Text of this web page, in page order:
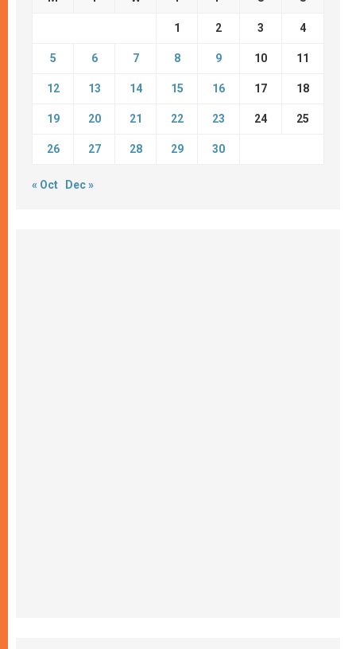
1 2 3 4
5 6 7 8 9 10 11
12 13 14 15 16 17 18
19 20 21 22 23 24 25
26 27 28 29 30
« Oct Dec »